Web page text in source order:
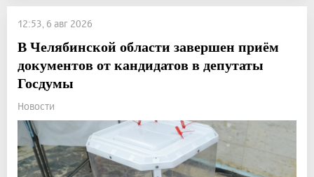
12:53, 6 авг 2026
В Челябинской области завершен приём
документов от кандидатов в депутаты
Госдумы
Новости